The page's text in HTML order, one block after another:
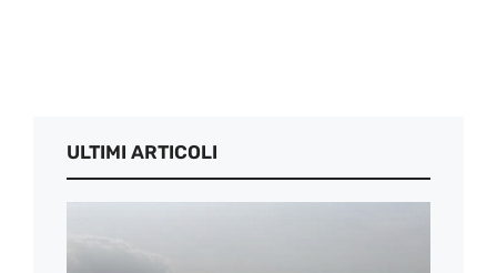
ULTIMI ARTICOLI